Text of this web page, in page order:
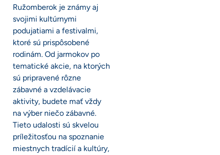
Ružomberok je známy aj
svojimi kultúrnymi
podujatiami a festivalmi,
ktoré sú prispôsobené
rodinám. Od jarmokov po
tematické akcie, na ktorých
sú pripravené rôzne
zábavné a vzdelávacie
aktivity, budete mať vždy
na výber niečo zábavné.
Tieto udalosti sú skvelou
príležitosťou na spoznanie
miestnych tradícií a kultúry,